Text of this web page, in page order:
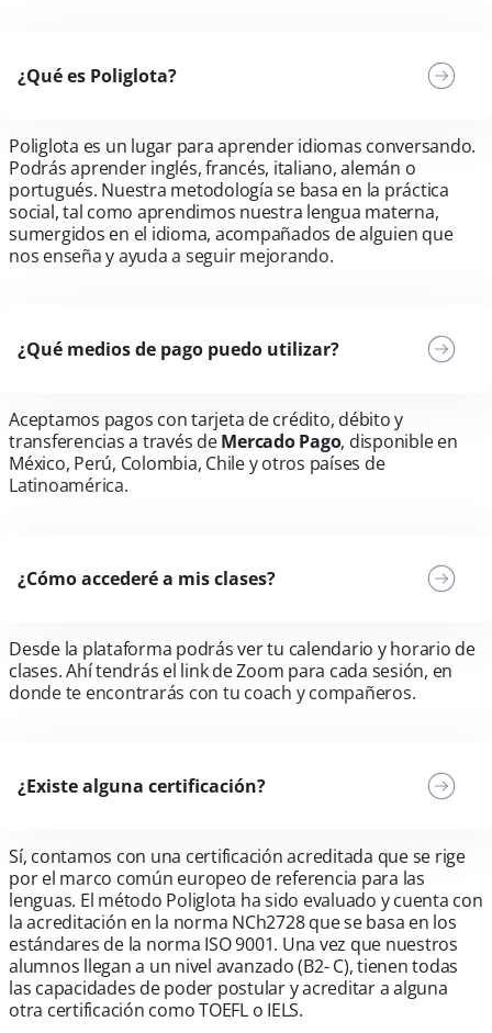
¿Qué es Poliglota?
Poliglota es un lugar para aprender idiomas conversando.
Podrás aprender inglés, francés, italiano, alemán o
portugués. Nuestra metodología se basa en la práctica
social, tal como aprendimos nuestra lengua materna,
sumergidos en el idioma, acompañados de alguien que
nos enseña y ayuda a seguir mejorando.
¿Qué medios de pago puedo utilizar?
Aceptamos pagos con tarjeta de crédito, débito y
transferencias a través deMercado Pago, disponible en
México, Perú, Colombia, Chile y otros países de
Latinoamérica.
¿Cómo accederé a mis clases?
Desde la plataforma podrás ver tu calendario y horario de
clases. Ahí tendrás el link de Zoom para cada sesión, en
donde te encontrarás con tu coach y compañeros.
¿Existe alguna certificación?
Sí, contamos con una certificación acreditada que se rige
por el marco común europeo de referencia para las
lenguas. El método Poliglota ha sido evaluado y cuenta con
la acreditación en la norma NCh2728 que se basa en los
estándares de la norma ISO 9001. Una vez que nuestros
alumnos llegan a un nivel avanzado (B2- C), tienen todas
las capacidades de poder postular y acreditar a alguna
otra certificación como TOEFL o IELS.